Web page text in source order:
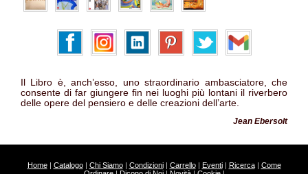
Il Libro è, anch’esso, uno straordinario ambasciatore, che
consente di far giungere fin nei luoghi più lontani il riverbero
delle opere del pensiero e delle creazioni dell’arte.
Jean Ebersolt
Home| Catalogo| Chi Siamo| Condizioni| Carrello| Eventi| Ricerca| Come